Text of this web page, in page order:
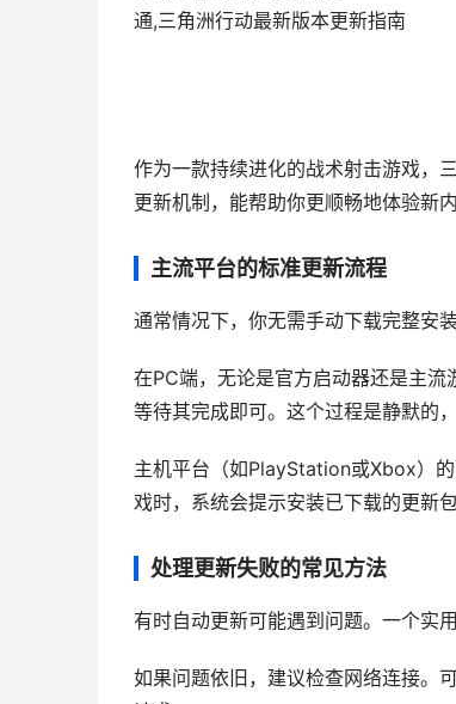
通,三角洲行动最新版本更新指南
作为一款持续进化的战术射击游戏，
更新机制，能帮助你更顺畅地体验新内
主流平台的标准更新流程
通常情况下，你无需手动下载完整安
在PC端，无论是官方启动器还是主流
等待其完成即可。这个过程是静默的
主机平台（如PlayStation或Xbox）
戏时，系统会提示安装已下载的更新
处理更新失败的常见方法
有时自动更新可能遇到问题。一个实
如果问题依旧，建议检查网络连接。